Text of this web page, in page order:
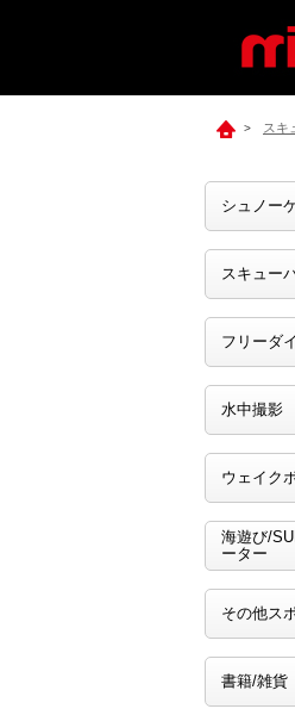
> スキ
シュノー
スキュー
フリーダ
水中撮影
ウェイク
海遊び/
ーター
その他ス
書籍/雑貨